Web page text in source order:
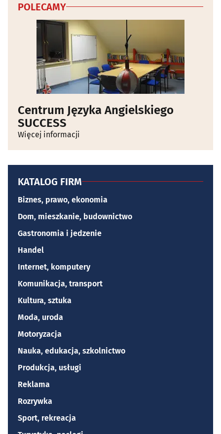
POLECAMY
Centrum Języka Angielskiego
SUCCESS
Więcej informacji
KATALOG FIRM
Biznes, prawo, ekonomia
Dom, mieszkanie, budownictwo
Gastronomia i jedzenie
Handel
Internet, komputery
Komunikacja, transport
Kultura, sztuka
Moda, uroda
Motoryzacja
Nauka, edukacja, szkolnictwo
Produkcja, usługi
Reklama
Rozrywka
Sport, rekreacja